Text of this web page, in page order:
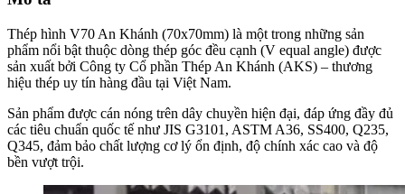
Thép hình V70 An Khánh (70x70mm) là một trong những sản
phẩm nổi bật thuộc dòng thép góc đều cạnh (V equal angle) được
sản xuất bởi Công ty Cổ phần Thép An Khánh (AKS) – thương
hiệu thép uy tín hàng đầu tại Việt Nam.
Sản phẩm được cán nóng trên dây chuyền hiện đại, đáp ứng đầy đủ
các tiêu chuẩn quốc tế như JIS G3101, ASTM A36, SS400, Q235,
Q345, đảm bảo chất lượng cơ lý ổn định, độ chính xác cao và độ
bền vượt trội.